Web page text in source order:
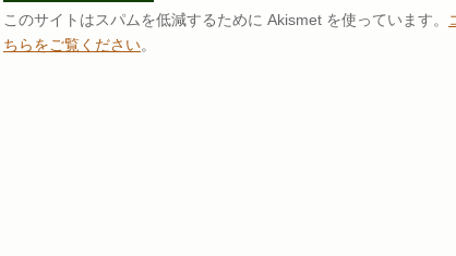
このサイトはスパムを低減するために Akismet を使っています。
ちらをご覧ください。